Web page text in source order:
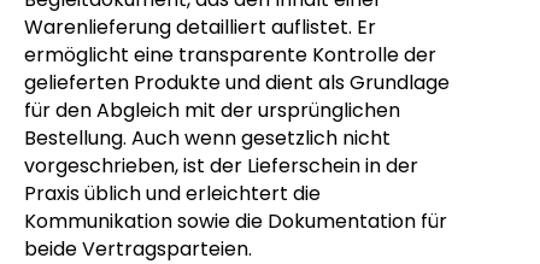
Warenlieferung detailliert auflistet. Er
ermöglicht eine transparente Kontrolle der
gelieferten Produkte und dient als Grundlage
für den Abgleich mit der ursprünglichen
Bestellung. Auch wenn gesetzlich nicht
vorgeschrieben, ist der Lieferschein in der
Praxis üblich und erleichtert die
Kommunikation sowie die Dokumentation für
beide Vertragsparteien.